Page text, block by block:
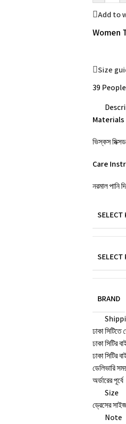
Add to
Women
Size
39
Materials
ভিস্কস
Care
নরমাল পানি
SELECT
SELECT
BRAND
ঢাকা সিটিতে
ঢাকা সিটির
ঢাকা সিটির
ডেলিভারি
অর্ডারের পূর্বে
Size
ড্রেসের
Note